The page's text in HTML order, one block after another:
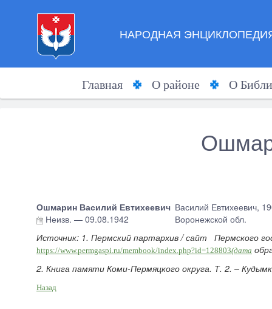
НАРОДНАЯ
Главная О районе О
Ошмарин Василий Евтихеевич
Неизв. — 09.08.1942
Василий Евтихеевич,
Воронежской обл.
Источник: 1. Пермский партархив / сайт Пермского
https://www.permgaspi.ru/membook/index.php?id=128803(дата
2. Книга памяти Коми-Пермяцкого округа. Т. 2. –
Назад